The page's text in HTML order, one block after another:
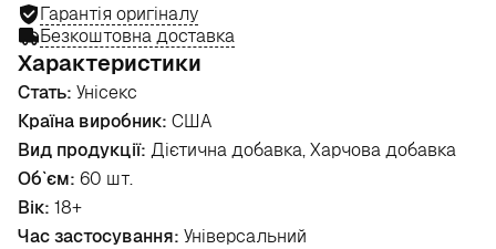
Гарантія оригіналу
Безкоштовна доставка
Характеристики
Стать: Унісекс
Країна виробник: США
Вид продукції: Дієтична добавка, Харчова добавка
Об`єм: 60 шт.
Вік: 18+
Час застосування: Універсальний